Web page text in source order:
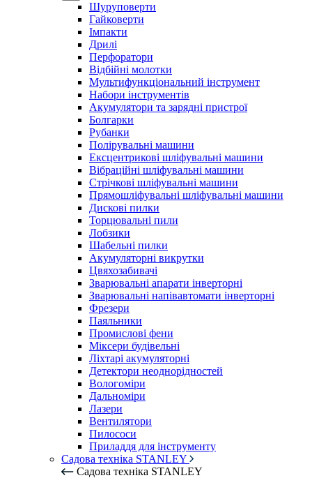
Шуруповерти
Гайковерти
Імпакти
Дрилі
Перфоратори
Відбійні молотки
Мультифункціональний інструмент
Набори інструментів
Акумулятори та зарядні пристрої
Болгарки
Рубанки
Полірувальні машини
Ексцентрикові шліфувальні машини
Вібраційні шліфувальні машини
Стрічкові шліфувальні машини
Прямошліфувальні шліфувальні машини
Дискові пилки
Торцювальні пили
Лобзики
Шабельні пилки
Акумуляторні викрутки
Цвяхозабивачі
Зварювальні апарати інверторні
Зварювальні напівавтомати інверторні
Фрезери
Паяльники
Промислові фени
Міксери будівельні
Ліхтарі акумуляторні
Детектори неоднорідностей
Вологоміри
Дальноміри
Лазери
Вентилятори
Пилососи
Приладдя для інструменту
Садова техніка STANLEY
Садова техніка STANLEY